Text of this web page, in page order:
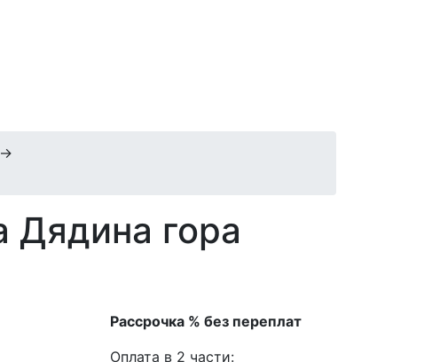
→
Дядина гора
Рассрочка % без переплат
Оплата в 2 части: